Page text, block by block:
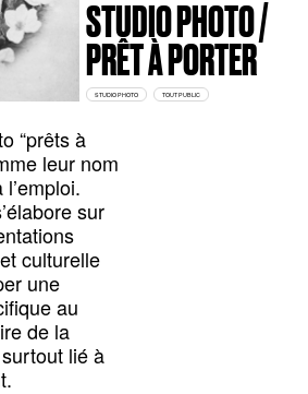
STUDIO PHOTO /
PRÊT À PORTER
STUDIO PHOTO TOUT PUBLIC
“prêts à
leur nom
sur
culturelle
une
au
de la
lié à